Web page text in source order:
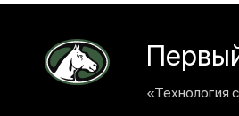
«Технология